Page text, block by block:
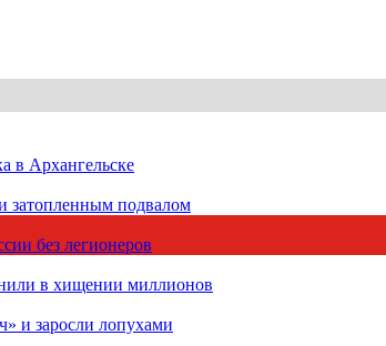
в Архангельске
затопленным подвалом
без легионеров
в хищении миллионов
и заросли лопухами